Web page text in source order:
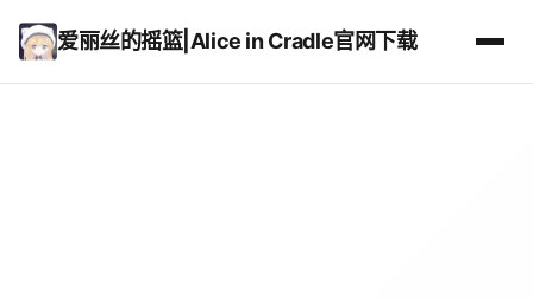
爱丽丝的摇篮|Alice in Cradle官网下载